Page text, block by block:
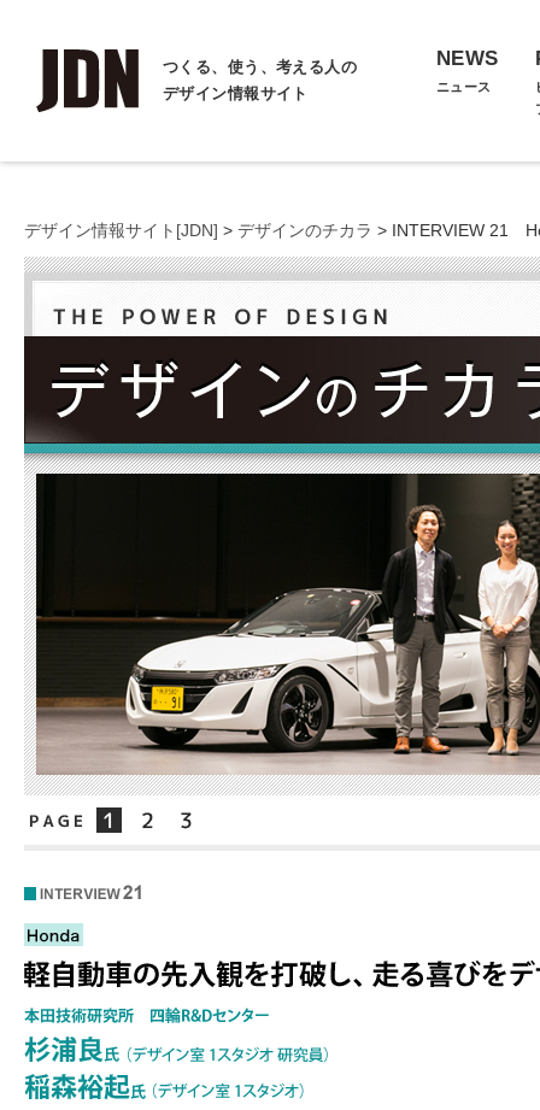
つくる、使う、考える人の
デザイン情報サイト
NEWS
ニュース
デザイン情報サイト[JDN] > デザインのチカラ > INTERVIEW 21